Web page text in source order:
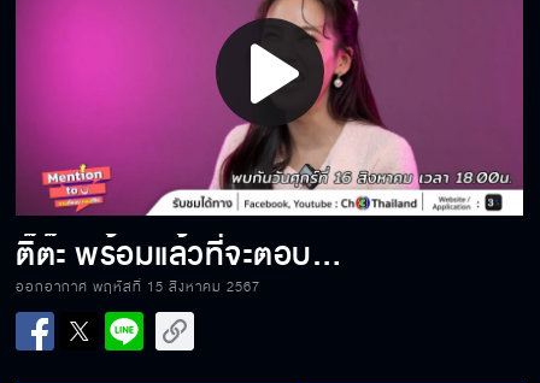
Play
Video
ติ๊ต๊ะ พร้อมแล้วที่จะตอบคำถามของทุกคน
ออกอากาศ พฤหัสที่ 15 สิงหาคม 2567
เย็น ณิชา ณัฏฐณิชา
มุมมองความรักของ เจมส์ มาร์ จะเป็นอย่างไร?
ถ้า พีพี ปุญญ์ปรีดี เป็นไอศกรีมจะเป็นรสอะไร
น้า?